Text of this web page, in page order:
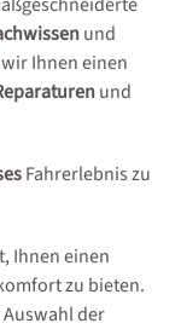
und
Ihnen einen
und
Fahrerlebnis zu
Ihnen einen
zu bieten.
der